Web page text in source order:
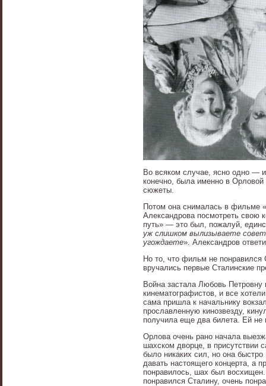
Во всяком случае, ясно одно —
конечно, была именно в
сюжеты.
Потом она снималась в фильме
Александрова посмотреть свою
путь» — это был, пожалуй,
уж слишком вылизываете
угождаете». Александров
Но то, что фильм не понравился
вручались первые Сталинские
Война застала Любовь
кинематографистов, и все
сама пришла к начальнику
прославленную кинозвезду,
получила еще два билета. Ей не
Орлова очень рано начала
шахском дворце, в присутствии
было никаких сил, но она
давать настоящего концерта, а
понравилось, шах был
понравился Сталину, очень